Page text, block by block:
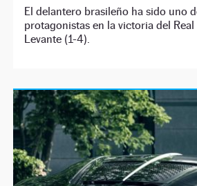
El delantero brasileño ha sido uno
protagonistas en la victoria del
Levante (1-4).